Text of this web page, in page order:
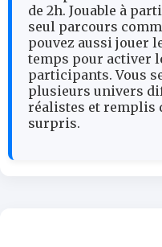
de 2h. Jouable à
seul parcours
pouvez aussi jouer
temps pour activer
participants. Vous
plusieurs univers
réalistes et remplis
surpris.